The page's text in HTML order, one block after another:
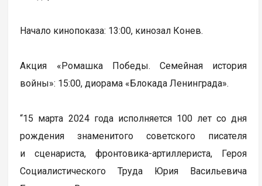
Начало кинопоказа: 13:00, кинозал Конев.
Акция «Ромашка Победы. Семейная история
войны»: 15:00, диорама «Блокада Ленинграда».
“15 марта 2024 года исполняется 100 лет со дня
рождения знаменитого советского писателя
и сценариста, фронтовика-артиллериста, Героя
Социалистического Труда Юрия Васильевича